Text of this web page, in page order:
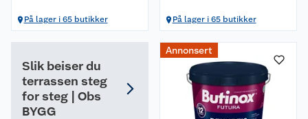
På lager i 65 butikker På lager i 65 butikker
Slik beiser du
terrassen steg
for steg | Obs
BYGG
Annonsert